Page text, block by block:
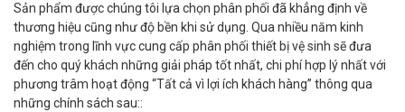
Sản phẩm được chúng tôi lựa chọn phân phối đã khẳng định về
thương hiệu cũng như độ bền khi sử dụng. Qua nhiều năm kinh
nghiệm trong lĩnh vực cung cấp phân phối thiết bị vệ sinh sẽ đưa
đến cho quý khách những giải pháp tốt nhất, chi phí hợp lý nhất với
phương trâm hoạt động “Tất cả vì lợi ích khách hàng” thông qua
những chính sách sau::